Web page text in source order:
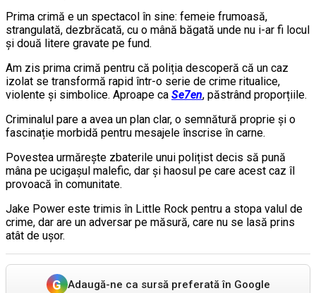
Prima crimă e un spectacol în sine: femeie frumoasă,
strangulată, dezbrăcată, cu o mână băgată unde nu i-ar fi locul
și două litere gravate pe fund.
Am zis prima crimă pentru că poliția descoperă că un caz
izolat se transformă rapid într-o serie de crime ritualice,
violente și simbolice. Aproape ca Se7en, păstrând proporțiile.
Criminalul pare a avea un plan clar, o semnătură proprie și o
fascinație morbidă pentru mesajele înscrise în carne.
Povestea urmărește zbaterile unui polițist decis să pună
mâna pe ucigașul malefic, dar și haosul pe care acest caz îl
provoacă în comunitate.
Jake Power este trimis în Little Rock pentru a stopa valul de
crime, dar are un adversar pe măsură, care nu se lasă prins
atât de ușor.
G Adaugă-ne ca sursă preferată în Google